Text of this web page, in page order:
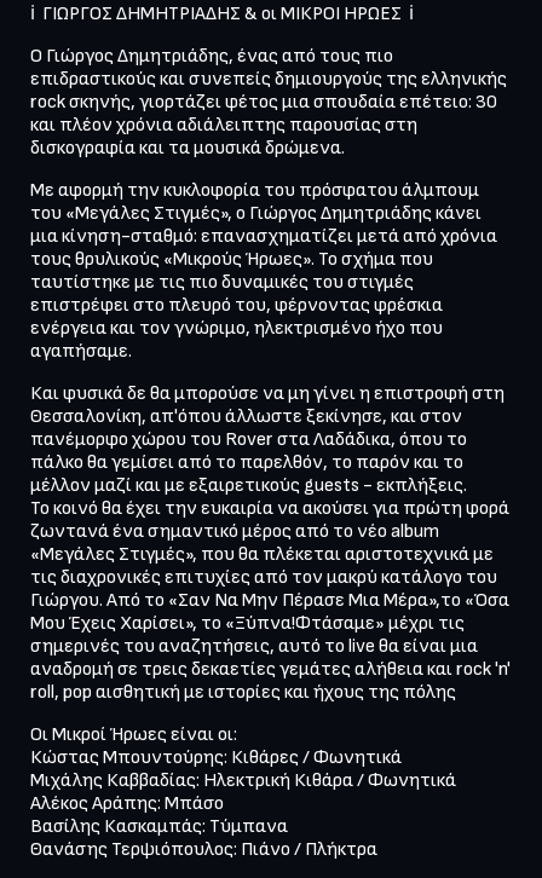
ℹ️  ΓΙΩΡΓΟΣ ΔΗΜΗΤΡΙΑΔΗΣ & οι ΜΙΚΡΟΙ ΗΡΩΕΣ  ℹ️
Ο Γιώργος Δημητριάδης, ένας από τους πιο
επιδραστικούς και συνεπείς δημιουργούς της ελληνικής
rock σκηνής, γιορτάζει φέτος μια σπουδαία επέτειο: 30
και πλέον χρόνια αδιάλειπτης παρουσίας στη
Με αφορμή την κυκλοφορία του πρόσφατου άλμπουμ
του «Μεγάλες Στιγμές», ο Γιώργος Δημητριάδης κάνει
μια κίνηση-σταθμό: επανασχηματίζει μετά από χρόνια
τους θρυλικούς «Μικρούς Ήρωες». Το σχήμα που
ταυτίστηκε με τις πιο δυναμικές του στιγμές
επιστρέφει στο πλευρό του, φέρνοντας φρέσκια
ενέργεια και τον γνώριμο, ηλεκτρισμένο ήχο που
Και φυσικά δε θα μπορούσε να μη γίνει η επιστροφή στη
Θεσσαλονίκη, απ'όπου άλλωστε ξεκίνησε, και στον
πανέμορφο χώρου του Rover στα Λαδάδικα, όπου το
πάλκο θα γεμίσει από το παρελθόν, το παρόν και το
μέλλον μαζί και με εξαιρετικούς guests - εκπλήξεις.
Το κοινό θα έχει την ευκαιρία να ακούσει για πρώτη φορά
ζωντανά ένα σημαντικό μέρος από το νέο album
«Μεγάλες Στιγμές», που θα πλέκεται αριστοτεχνικά με
τις διαχρονικές επιτυχίες από τον μακρύ κατάλογο του
Γιώργου. Από το «Σαν Να Μην Πέρασε Μια Μέρα»,το «Όσα
Μου Έχεις Χαρίσει», το «Ξύπνα!Φτάσαμε» μέχρι τις
σημερινές του αναζητήσεις, αυτό το live θα είναι μια
αναδρομή σε τρεις δεκαετίες γεμάτες αλήθεια και rock 'n'
Οι Μικροί Ήρωες είναι οι:
Κώστας Μπουντούρης: Κιθάρες / Φωνητικά
Μιχάλης Καββαδίας: Ηλεκτρική Κιθάρα / Φωνητικά
Αλέκος Αράπης: Μπάσο
Βασίλης Κασκαμπάς: Τύμπανα